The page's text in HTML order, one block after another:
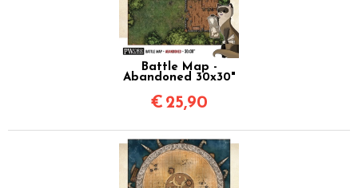
Battle Map -
Abandoned 30x30"
€ 25,90